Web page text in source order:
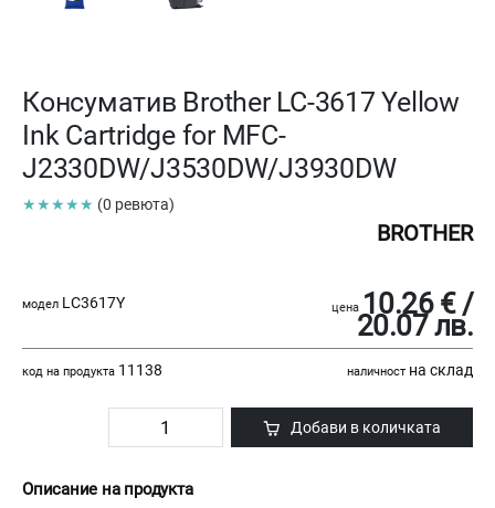
Консуматив Brother LC-3617 Yellow
Ink Cartridge for MFC-
J2330DW/J3530DW/J3930DW
★★★★★ (0 ревюта)
BROTHER
модел LC3617Y цена 10.26 € /
20.07 лв.
код на продукта 11138 наличност на склад
Добави в количката
Описание на продукта